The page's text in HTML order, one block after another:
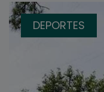
DEPORTES